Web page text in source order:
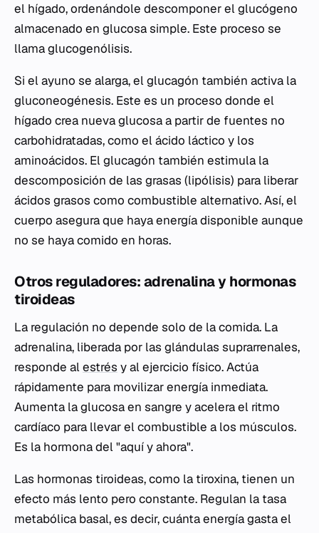
el hígado, ordenándole descomponer el glucógeno
almacenado en glucosa simple. Este proceso se
llama glucogenólisis.
Si el ayuno se alarga, el glucagón también activa la
gluconeogénesis. Este es un proceso donde el
hígado crea nueva glucosa a partir de fuentes no
carbohidratadas, como el ácido láctico y los
aminoácidos. El glucagón también estimula la
descomposición de las grasas (lipólisis) para liberar
ácidos grasos como combustible alternativo. Así, el
cuerpo asegura que haya energía disponible aunque
no se haya comido en horas.
Otros reguladores: adrenalina y hormonas
tiroideas
La regulación no depende solo de la comida. La
adrenalina, liberada por las glándulas suprarrenales,
responde alestrés y al ejercicio físico. Actúa
rápidamente para movilizar energía inmediata.
Aumenta la glucosa en sangre y acelera el ritmo
cardíaco para llevar el combustible a los músculos.
Es la hormona del "aquí y ahora".
Las hormonas tiroideas, como la tiroxina, tienen un
efecto más lento pero constante. Regulan la tasa
metabólica basal, es decir, cuánta energía gasta el